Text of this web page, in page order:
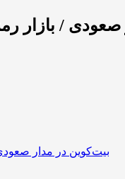
بازار رمزارزها